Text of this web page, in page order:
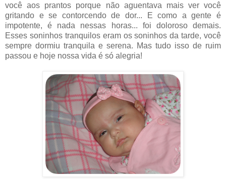
você aos prantos porque não aguentava mais ver você
gritando e se contorcendo de dor... E como a gente é
impotente, é nada nessas horas... foi doloroso demais.
Esses soninhos tranquilos eram os soninhos da tarde, você
sempre dormiu tranquila e serena. Mas tudo isso de ruim
passou e hoje nossa vida é só alegria!